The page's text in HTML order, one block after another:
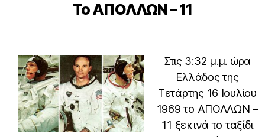
Το ΑΠΟΛΛΩΝ – 11
Στις 3:32 μ.μ. ώρα
Ελλάδος της
Τετάρτης 16 Ιουλίου
1969 το ΑΠΟΛΛΩΝ –
11 ξεκινά το ταξίδι